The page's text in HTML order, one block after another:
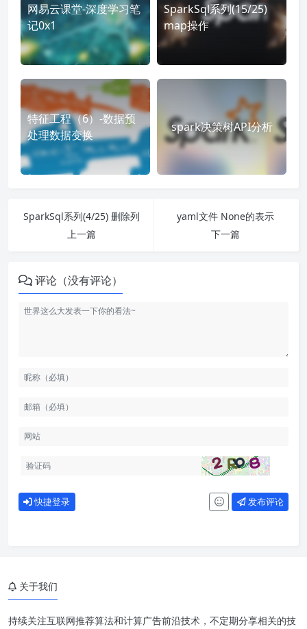
网易云课堂-深度学习笔
记0x1
SparkSql系列(15/25)
map操作
特征工程（6）-数据预
处理数据变换
spark决策树API分析
SparkSql系列(4/25) 删除列
上一篇
yaml文件 None的表示
下一篇
评论（没有评论）
快捷登录 发布评论
关于我们
持续关注互联网推荐算法和计算广告前沿技术，不定期分享相关的技